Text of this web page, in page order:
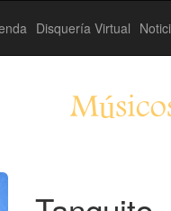
Disquería Virtual